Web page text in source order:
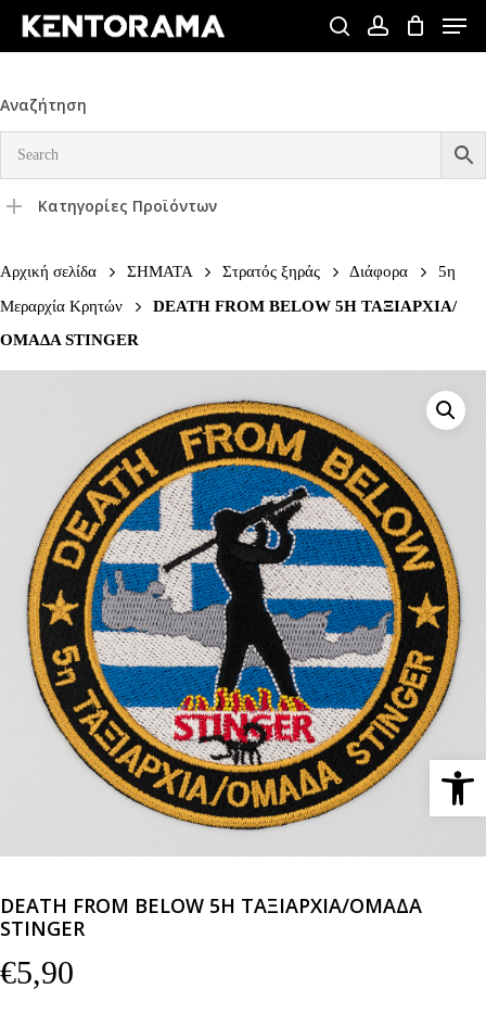
Skip
content
searchaccount
Menu
Αναζήτηση
Κατηγορίες Προϊόντων
Αρχική σελίδα ΣΗΜΑΤΑ Στρατός ξηράς Διάφορα
5η
Μεραρχία Κρητών
DEATH FROM BELOW 5Η ΤΑΞΙΑΡΧΙΑ/
ΟΜΑΔΑ STINGER
DEATH FROM BELOW 5Η ΤΑΞΙΑΡΧΙΑ/ΟΜΑΔΑ
STINGER
€5,90